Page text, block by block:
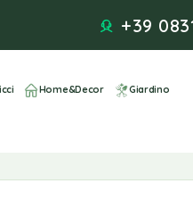
+39
Home&Decor Giardino